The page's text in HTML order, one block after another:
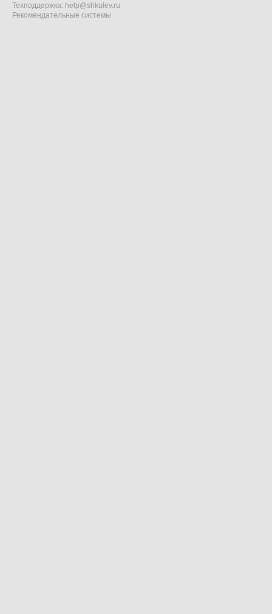
Техподдержка: help@shkulev.ru
Рекомендательные системы